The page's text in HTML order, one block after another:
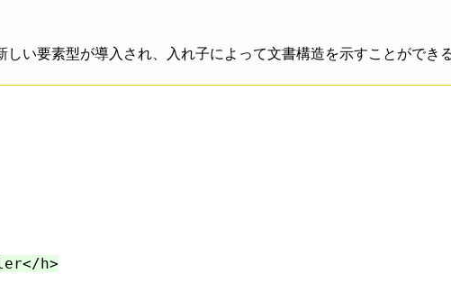
しい要素型が導入され、入れ子によって文書構造を示すことができ
h>